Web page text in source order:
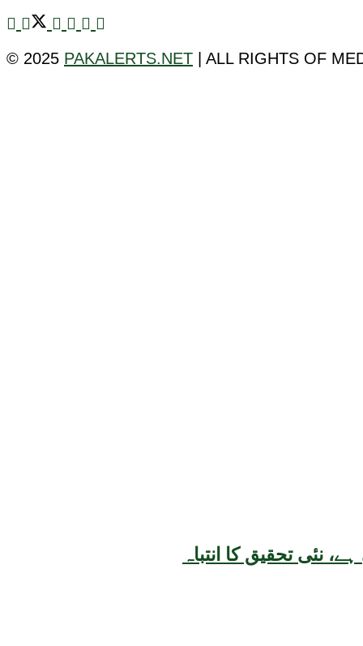
© 2025 PAKALERTS.NET | ALL RIGHTS OF